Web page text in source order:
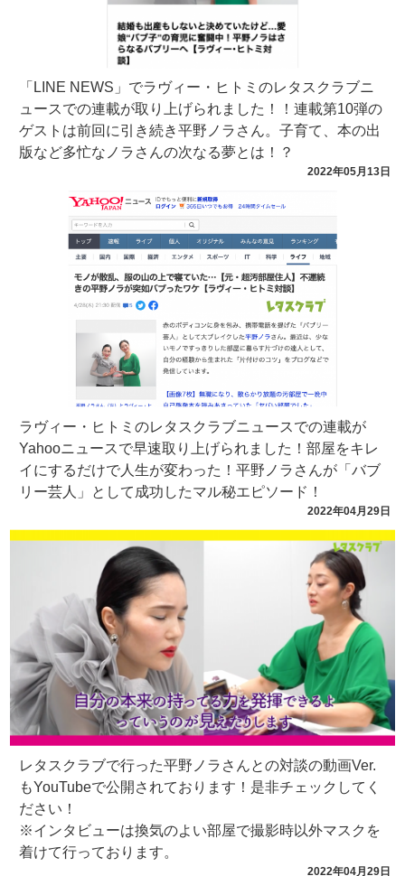
2022年05月13日
「LINE NEWS」でラヴィー・ヒトミのレタスクラブニ
ュースでの連載が取り上げられました！！連載第10弾の
ゲストは前回に引き続き平野ノラさん。子育て、本の出
版など多忙なノラさんの次なる夢とは！？
2022年04月29日
ラヴィー・ヒトミのレタスクラブニュースでの連載が
Yahooニュースで早速取り上げられました！部屋をキレ
イにするだけで人生が変わった！平野ノラさんが「バブ
リー芸人」として成功したマル秘エピソード！
2022年04月29日
レタスクラブで行った平野ノラさんとの対談の動画Ver.
もYouTubeで公開されております！是非チェックしてく
ださい！
※インタビューは換気のよい部屋で撮影時以外マスクを
着けて行っております。